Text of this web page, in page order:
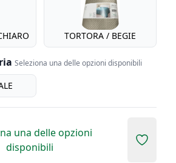
TORTORA / BEGIE
Seleziona una delle opzioni disponibili
una delle opzioni
disponibili
Add to